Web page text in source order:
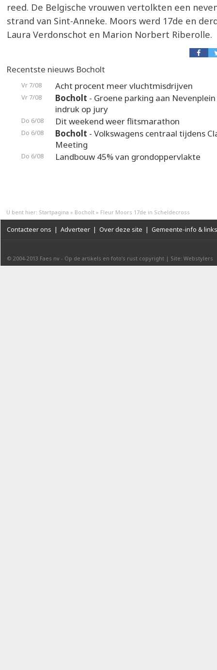
reed. De Belgische vrouwen vertolkten een
strand van Sint-Anneke. Moors werd 17de en
Laura Verdonschot en Marion Norbert Riberolle.
Recentste nieuws Bocholt
Vr 7/08 Acht procent meer vluchtmisdrijven
Vr 7/08 Bocholt - Groene parking aan
indruk op jury
Do 6/08 Dit weekend weer flitsmarathon
Do 6/08 Bocholt - Volkswagens centraal tijdens
Meeting
Do 6/08 Landbouw 45% van grondoppervlakte
U bent hier: Startpagina » Bocholt » Fleur Moors 17de in Scheldecross
Contacteer ons | Adverteer | Over deze site | Gemeente-info & links
© 2004-2013 Faes nv - Op de artikels en foto’s rust copyright | Site: Webstylers